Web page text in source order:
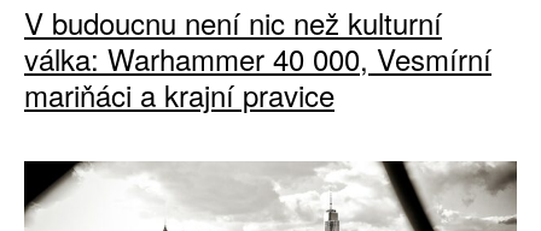
V budoucnu není nic než kulturní
válka: Warhammer 40 000, Vesmírní
mariňáci a krajní pravice